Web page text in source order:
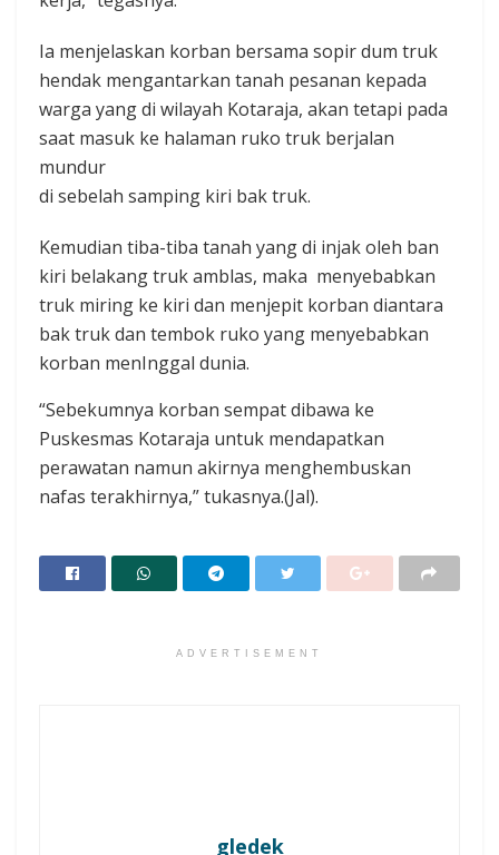
Ia menjelaskan korban bersama sopir dum truk
hendak mengantarkan tanah pesanan kepada
warga yang di wilayah Kotaraja, akan tetapi pada
saat masuk ke halaman ruko truk berjalan
mundur
di sebelah samping kiri bak truk.
Kemudian tiba-tiba tanah yang di injak oleh ban
kiri belakang truk amblas, maka menyebabkan
truk miring ke kiri dan menjepit korban diantara
bak truk dan tembok ruko yang menyebabkan
korban menInggal dunia.
“Sebekumnya korban sempat dibawa ke
Puskesmas Kotaraja untuk mendapatkan
perawatan namun akirnya menghembuskan
nafas terakhirnya,” tukasnya.(Jal).
ADVERTISEMENT
gledek